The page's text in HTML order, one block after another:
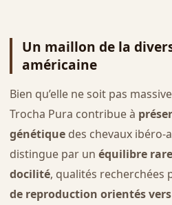
Un maillon de la
américaine
Bien qu’elle ne soit pas
Trocha Pura contribue à
génétiquedes chevaux ibéro-
distingue par un équilibre
docilité, qualités recherchées
de reproduction orientés vers